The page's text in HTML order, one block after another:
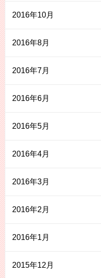
2016年10月
2016年8月
2016年7月
2016年6月
2016年5月
2016年4月
2016年3月
2016年2月
2016年1月
2015年12月